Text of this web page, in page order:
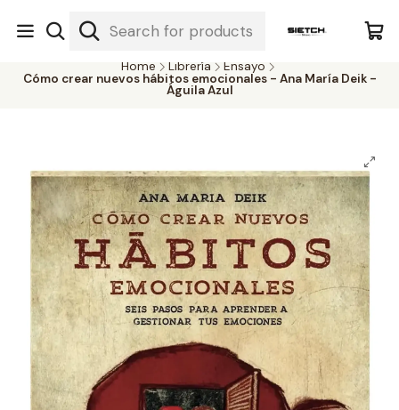
Nuestra librería - Serrano 317 local 3 - Limache.
#SomospartedelSietch
Home Librería
Ensayo
Cómo crear nuevos hábitos emocionales - Ana María Deik -
Águila Azul